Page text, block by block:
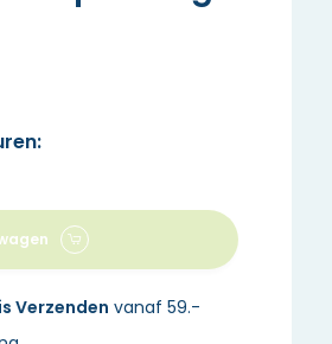
Verzenden vanaf 59.-